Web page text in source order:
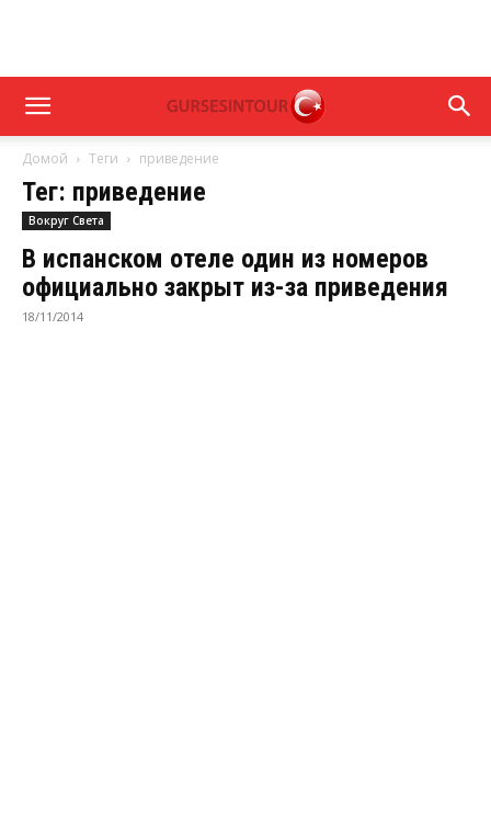
Домой Теги приведение
Тег: приведение
Вокруг Света
В испанском отеле один из номеров
официально закрыт из-за приведения
18/11/2014